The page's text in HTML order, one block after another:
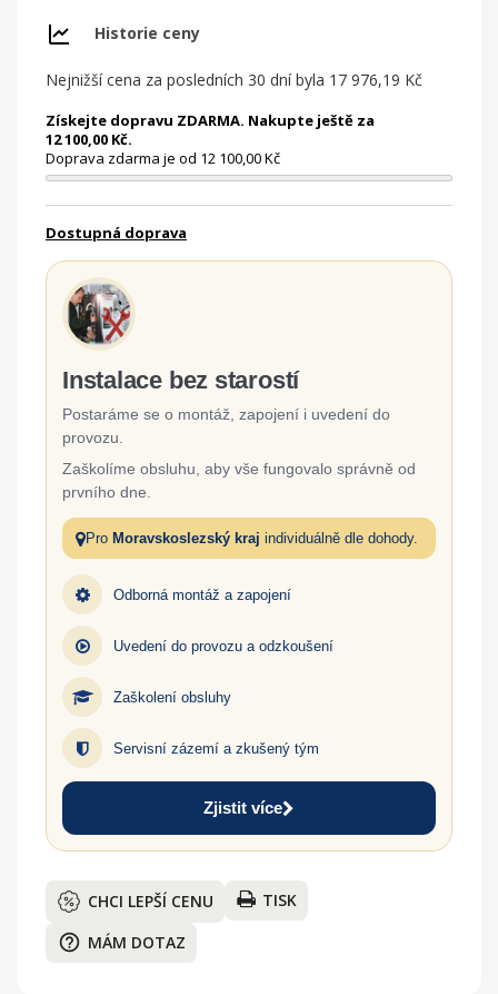
Historie ceny
Nejnižší cena za posledních 30 dní byla 17 976,19 Kč
Získejte dopravu ZDARMA. Nakupte ještě za
12 100,00 Kč.
Doprava zdarma je od 12 100,00 Kč
Dostupná doprava
Instalace bez starostí
Postaráme se o montáž, zapojení i uvedení do
provozu.
Zaškolíme obsluhu, aby vše fungovalo správně od
prvního dne.
Pro Moravskoslezský kraj individuálně dle dohody.
Odborná montáž a zapojení
Uvedení do provozu a odzkoušení
Zaškolení obsluhy
Servisní zázemí a zkušený tým
Zjistit více
CHCI LEPŠÍ CENU TISK
help_outline MÁM DOTAZ